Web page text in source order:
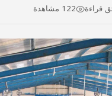
122 مشاهدة